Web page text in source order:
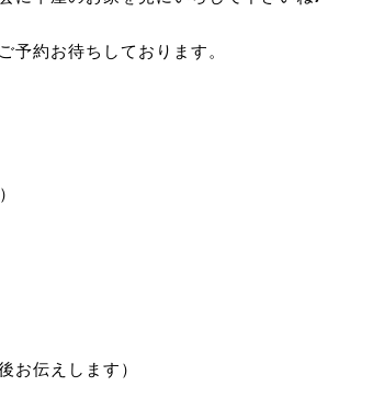
予約お待ちしております。
お伝えします）